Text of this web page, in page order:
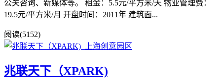
公关咨询、新媒体等。 租金：5.5元/平方米/天 物业管理费：
19.5元/平方米/月 开盘时间：2011年 建筑面...
阅读(5152)
兆联天下（XPARK)